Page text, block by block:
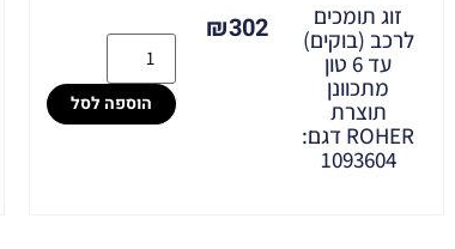
זוג תומכים
לרכב (בוקים)
עד 6 טון
מתכוונן
תוצרת
ROHER דגם:
1093604
₪302
הוספה לסל